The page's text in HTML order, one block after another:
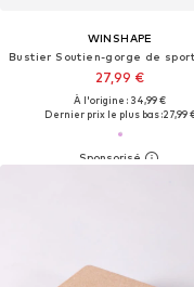
WINSHAPE
27,99 €
À l'origine : 34,99 €
Dernier prix le plus bas :27,99